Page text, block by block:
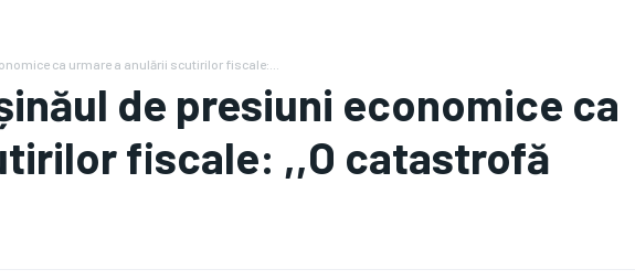
ca urmare a anulării scutirilor fiscale:...
de presiuni economice ca
fiscale: ,,O catastrofă